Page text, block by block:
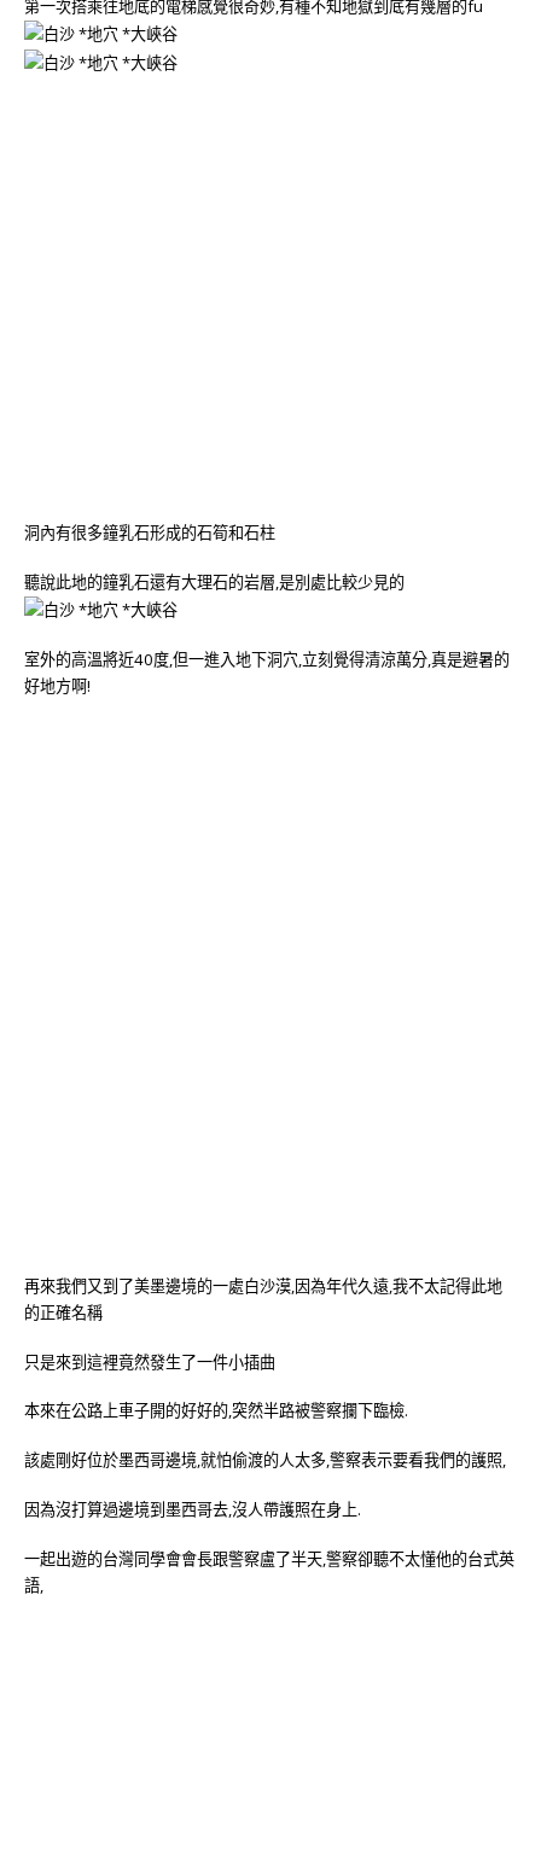
第一次搭乘往地底的電梯感覺很奇妙,有種不知地獄到底有幾層的fu
洞內有很多鐘乳石形成的石筍和石柱
聽說此地的鐘乳石還有大理石的岩層,是別處比較少見的
室外的高溫將近40度,但一進入地下洞穴,立刻覺得清涼萬分,真是避暑的
好地方啊!
再來我們又到了美墨邊境的一處白沙漠,因為年代久遠,我不太記得此地
的正確名稱
只是來到這裡竟然發生了一件小插曲
本來在公路上車子開的好好的,突然半路被警察攔下臨檢.
該處剛好位於墨西哥邊境,就怕偷渡的人太多,警察表示要看我們的護照,
因為沒打算過邊境到墨西哥去,沒人帶護照在身上.
一起出遊的台灣同學會會長跟警察盧了半天,警察卻聽不太懂他的台式英
語,